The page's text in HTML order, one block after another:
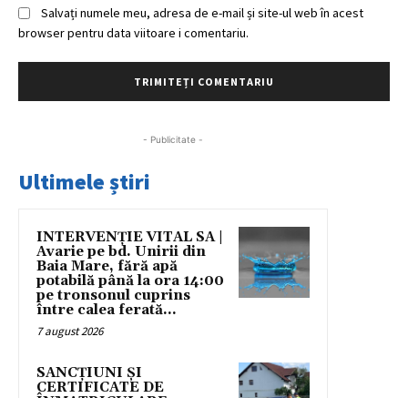
Salvați numele meu, adresa de e-mail și site-ul web în acest
browser pentru data viitoare i comentariu.
- Publicitate -
Ultimele știri
INTERVENȚIE VITAL SA |
Avarie pe bd. Unirii din
Baia Mare, fără apă
potabilă până la ora 14:00
pe tronsonul cuprins
între calea ferată...
7 august 2026
SANCȚIUNI ȘI
CERTIFICATE DE